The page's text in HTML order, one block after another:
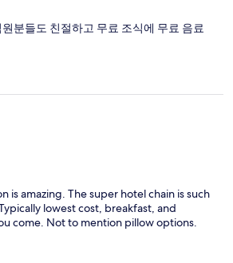
분들도 친절하고 무료 조식에 무료 음료
is amazing. The super hotel chain is such
lowest cost, breakfast, and
come. Not to mention pillow options.